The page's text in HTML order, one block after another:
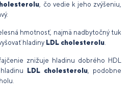
, čo vedie k jeho zvýšeniu,
hmotnosť, najmä nadbytočný tuk
hladiny LDL cholesterolu.
znižuje hladinu dobrého HDL
LDL cholesterolu, podobne